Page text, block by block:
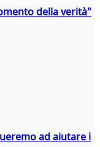
della verità"
ad aiutare i